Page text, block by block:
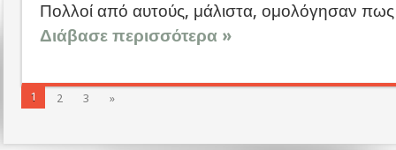
Πολλοί από αυτούς, μάλιστα, ομολόγησαν
Διάβασε περισσότερα »
1 2 3 »